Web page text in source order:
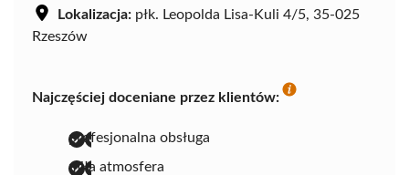
Lokalizacja: płk. Leopolda Lisa-Kuli 4/5, 35-025
Rzeszów
Najczęściej doceniane przez klientów:
profesjonalna obsługa
miła atmosfera